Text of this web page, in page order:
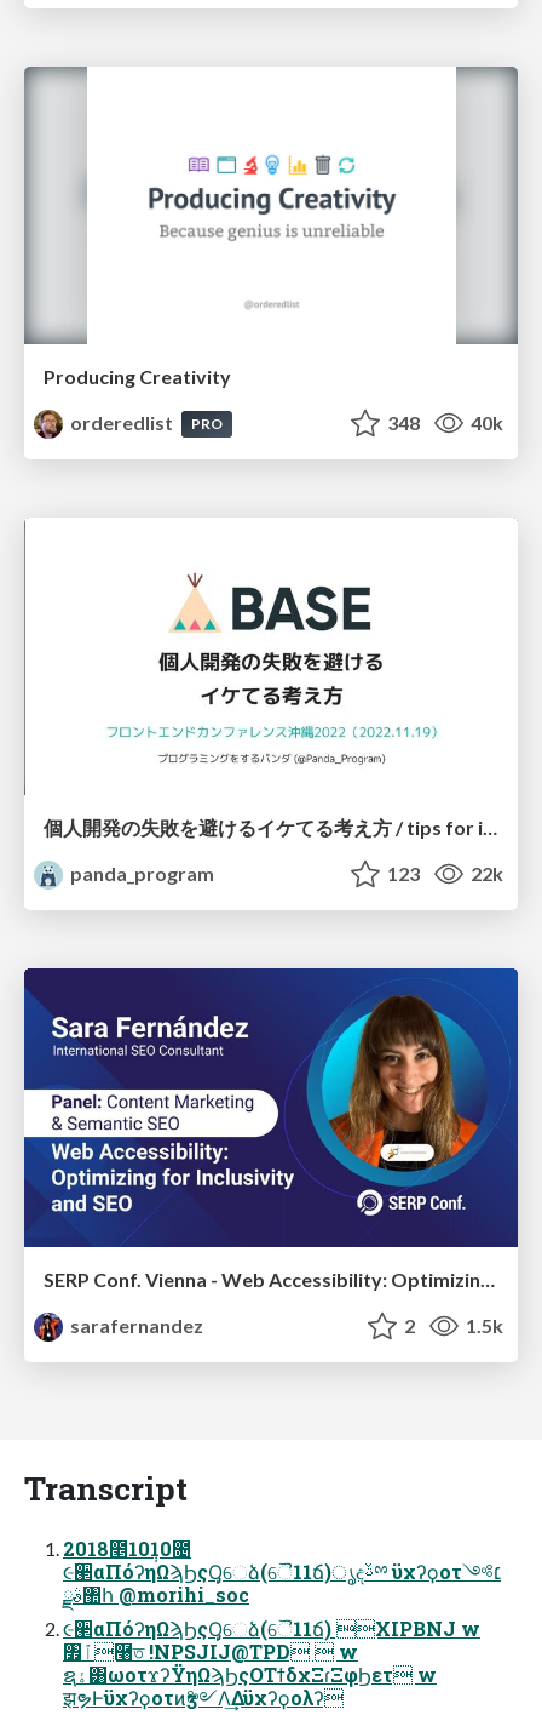
Producing Creativity
orderedlist
PRO 348 40k
個人開発の失敗を避けるイケてる考え方 / tips for indie hackers
panda_program
123 22k
sarafernandez
2 1.5k
Transcript
2018೥10݄10೔
૯ؔ੢αΠόʔηΩϡϦςΟ̡̩େձ(ୈ11ճ)ൃදࢿྉ ϋχʔϙοτ׆༻
ࣄྫ঺հ @morihi_soc
૯ؔ੢αΠόʔηΩϡϦςΟ̡̩େձ(ୈ11ճ) XIPBNJ w
৿ٱ࿨ত !NPSJIJ@TPD  w
ຊۀ͸ωοτϫʔΫηΩϡϦςΟΤϯδχΞɾΞφϦετ w
झຯͰϋχʔϙοτͷӡ༻Λ͢Δϋχʔϙολʔ